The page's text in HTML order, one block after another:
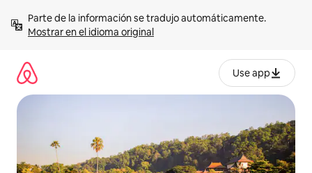
contenidoMostrar en el idioma original
Use app